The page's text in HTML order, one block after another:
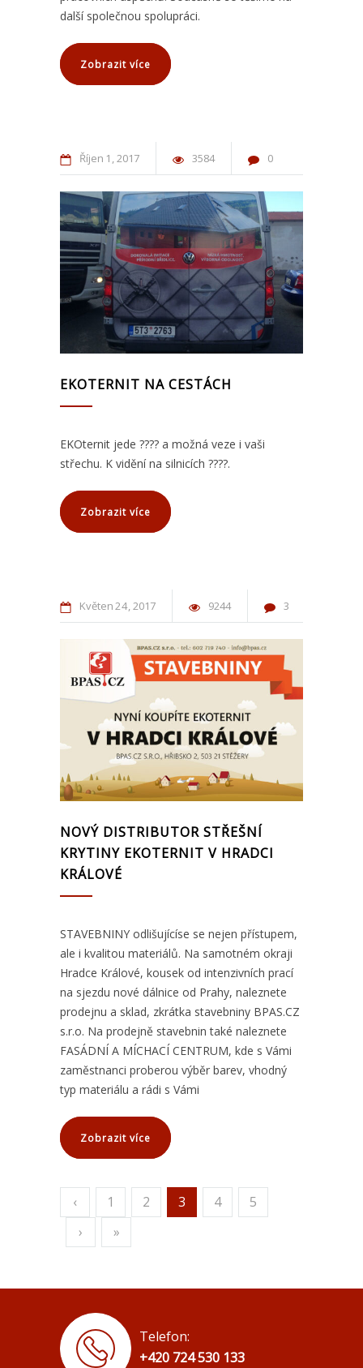
další společnou spolupráci.
Zobrazit více
Říjen 1 2017 3584 0
EKOTERNIT NA CESTÁCH
EKOternit jede ???? a možná veze i vaši
střechu. K vidění na silnicích ????.
Zobrazit více
Květen24 2017 9244 3
NOVÝ DISTRIBUTOR STŘEŠNÍ
KRYTINY EKOTERNIT V HRADCI
KRÁLOVÉ
STAVEBNINY odlišujícíse se nejen přístupem,
ale i kvalitou materiálů. Na samotném okraji
Hradce Králové, kousek od intenzivních prací
na sjezdu nové dálnice od Prahy, naleznete
prodejnu a sklad, zkrátka stavebniny BPAS.CZ
s.r.o. Na prodejně stavebnin také naleznete
FASÁDNÍ A MÍCHACÍ CENTRUM, kde s Vámi
zaměstnanci proberou výběr barev, vhodný
typ materiálu a rádi s Vámi
Zobrazit více
‹ 1 2 3 4
5
›
»
Telefon:
+420 724 530 133